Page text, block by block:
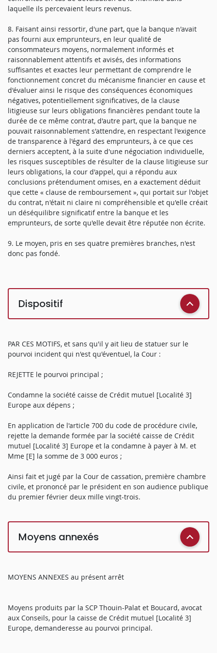
laquelle ils percevaient leurs revenus.
8. Faisant ainsi ressortir, d'une part, que la banque n'avait
pas fourni aux emprunteurs, en leur qualité de
consommateurs moyens, normalement informés et
raisonnablement attentifs et avisés, des informations
suffisantes et exactes leur permettant de comprendre le
fonctionnement concret du mécanisme financier en cause et
d'évaluer ainsi le risque des conséquences économiques
négatives, potentiellement significatives, de la clause
litigieuse sur leurs obligations financières pendant toute la
durée de ce même contrat, d'autre part, que la banque ne
pouvait raisonnablement s'attendre, en respectant l'exigence
de transparence à l'égard des emprunteurs, à ce que ces
derniers acceptent, à la suite d'une négociation individuelle,
les risques susceptibles de résulter de la clause litigieuse sur
leurs obligations, la cour d'appel, qui a répondu aux
conclusions prétendument omises, en a exactement déduit
que cette « clause de remboursement », qui portait sur l'objet
du contrat, n'était ni claire ni compréhensible et qu'elle créait
un déséquilibre significatif entre la banque et les
emprunteurs, de sorte qu'elle devait être réputée non écrite.
9. Le moyen, pris en ses quatre premières branches, n'est
donc pas fondé.
Dispositif
PAR CES MOTIFS, et sans qu'il y ait lieu de statuer sur le
pourvoi incident qui n'est qu'éventuel, la Cour :
REJETTE le pourvoi principal ;
Condamne la société caisse de Crédit mutuel [Localité 3]
Europe aux dépens ;
En application de l'article 700 du code de procédure civile,
rejette la demande formée par la société caisse de Crédit
mutuel [Localité 3] Europe et la condamne à payer à M. et
Mme [E] la somme de 3 000 euros ;
Ainsi fait et jugé par la Cour de cassation, première chambre
civile, et prononcé par le président en son audience publique
du premier février deux mille vingt-trois.
Moyens annexés
MOYENS ANNEXES au présent arrêt
Moyens produits par la SCP Thouin-Palat et Boucard, avocat
aux Conseils, pour la caisse de Crédit mutuel [Localité 3]
Europe, demanderesse au pourvoi principal.